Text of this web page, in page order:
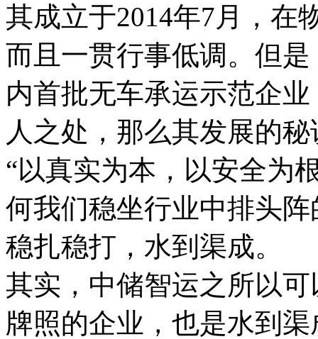
其成立于2014年7月，在
而且一贯行事低调。但
内首批无车承运示范企
人之处，那么其发展的
“以真实为本，以安全为
何我们稳坐行业中排头
稳扎稳打，水到渠成。
其实，中储智运之所以
牌照的企业，也是水到